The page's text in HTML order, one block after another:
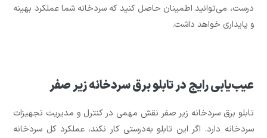
درست، می‌توانید اطمینان حاصل کنید که سردخانه شما عملکرد بهینه
و پایداری خواهد داشت.
عیب‌یابی رایج در تابلو برق سردخانه زیر صفر
تابلو برق سردخانه زیر صفر نقش مهمی در کنترل و مدیریت تجهیزات
سردخانه دارد. اگر این تابلو به‌درستی کار نکند، عملکرد کل سردخانه